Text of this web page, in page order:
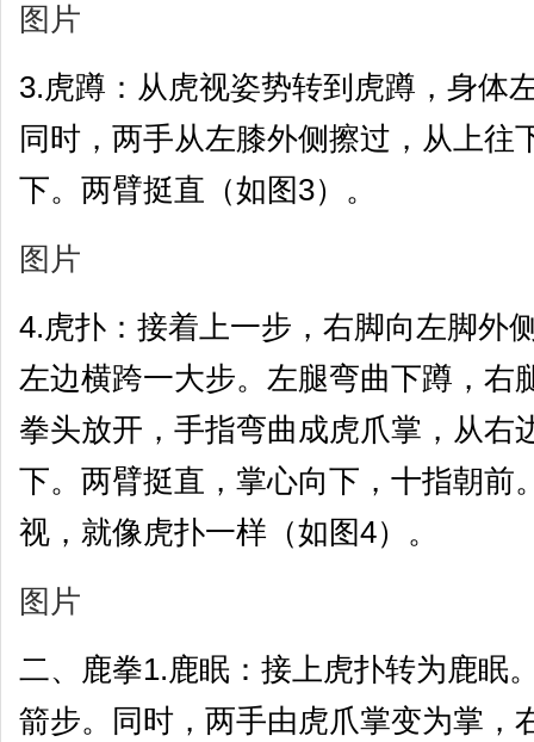
图片
3.虎蹲：从虎视姿势转到虎蹲，身体
同时，两手从左膝外侧擦过，从上往
下。两臂挺直（如图3）。
图片
4.虎扑：接着上一步，右脚向左脚外
左边横跨一大步。左腿弯曲下蹲，右
拳头放开，手指弯曲成虎爪掌，从右
下。两臂挺直，掌心向下，十指朝前
视，就像虎扑一样（如图4）。
图片
二、鹿拳1.鹿眠：接上虎扑转为鹿眠
箭步。同时，两手由虎爪掌变为掌，